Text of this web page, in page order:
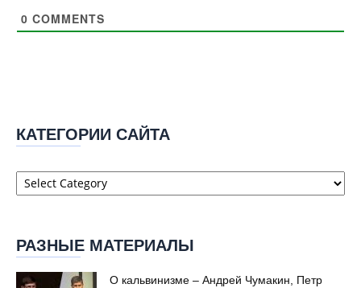
0 COMMENTS
КАТЕГОРИИ САЙТА
Категории
сайта
РАЗНЫЕ МАТЕРИАЛЫ
О кальвинизме – Андрей Чумакин, Петр